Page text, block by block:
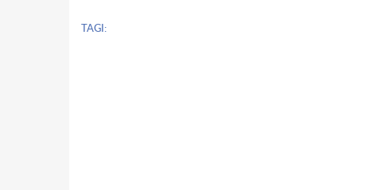
TAGI: